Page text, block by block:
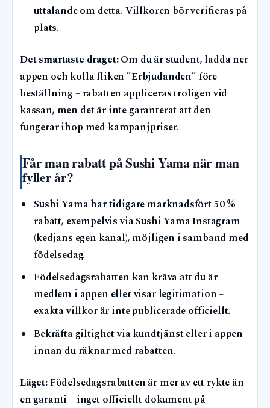
uttalande om detta. Villkoren bör verifieras på
plats.
Det smartaste draget:Om du är student, ladda ner
appen och kolla fliken ”Erbjudanden” före
beställning – rabatten appliceras troligen vid
kassan, men det är inte garanterat att den
fungerar ihop med kampanjpriser.
Får man rabatt på Sushi Yama när man
fyller år?
Sushi Yama har tidigare marknadsfört 50 %
rabatt, exempelvis via Sushi Yama Instagram
(kedjans egen kanal), möjligen i samband med
födelsedag.
Födelsedagsrabatten kan kräva att du är
medlem i appen eller visar legitimation –
exakta villkor är inte publicerade officiellt.
Bekräfta giltighet via kundtjänst eller i appen
innan du räknar med rabatten.
Läget:Födelsedagsrabatten är mer av ett rykte än
en garanti – inget officiellt dokument på